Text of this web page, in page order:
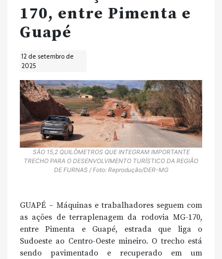
170, entre Pimenta e
Guapé
12 de setembro de
2025
SÃO 15,2 QUILÔMETROS QUE INTEGRAM IMPORTANTE
TRECHO PARA O DESENVOLVIMENTO TURÍSTICO DA REGIÃO
DE FURNAS / Foto: Reprodução/DER-MG
GUAPÉ – Máquinas e trabalhadores seguem com
as ações de terraplenagem da rodovia MG-170,
entre Pimenta e Guapé, estrada que liga o
Sudoeste ao Centro-Oeste mineiro. O trecho está
sendo pavimentado e recuperado em um